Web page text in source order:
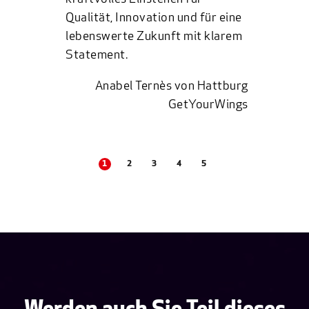
Qualität, Innovation und für eine
lebenswerte Zukunft mit klarem
Statement.
Anabel Ternès von Hattburg
GetYourWings
1 2 3 4 5